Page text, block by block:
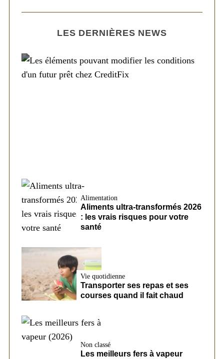
LES DERNIÈRES NEWS
Alimentation
Aliments ultra-transformés 2026
: les vrais risques pour votre
santé
Vie quotidienne
Transporter ses repas et ses
courses quand il fait chaud
Non classé
Les meilleurs fers à vapeur